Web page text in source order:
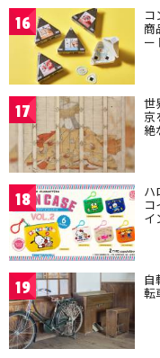
16 商
ー
17 世
京
絶
18 ハ
コ
イ
19 自
転